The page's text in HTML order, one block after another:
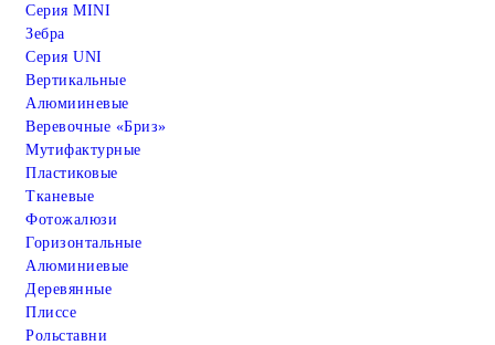
Серия MINI
Зебра
Серия UNI
Вертикальные
Алюмииневые
Веревочные «Бриз»
Мутифактурные
Пластиковые
Тканевые
Фотожалюзи
Горизонтальные
Алюминиевые
Деревянные
Плиссе
Рольставни